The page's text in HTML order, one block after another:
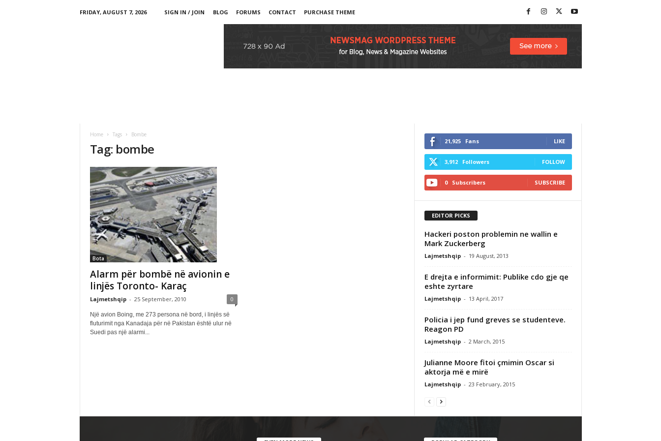
FRIDAY, AUGUST 7, 2026 SIGN IN / JOIN BLOG FORUMS CONTACT PURCHASE THEME
Home Tags Bombe
Tag: bombe
Bota
Alarm për bombë në avionin e
linjës Toronto- Karaç
Lajmetshqip - 25 September, 2010 0
Një avion Boing, me 273 persona në bord, i linjës së
fluturimit nga Kanadaja për në Pakistan është ulur në
Suedi pas një alarmi...
21,925 Fans LIKE
3,912 Followers FOLLOW
0 Subscribers SUBSCRIBE
EDITOR PICKS
Hackeri poston problemin ne wallin e
Mark Zuckerberg
Lajmetshqip - 19 August, 2013
E drejta e informimit: Publike cdo gje qe
eshte zyrtare
Lajmetshqip - 13 April, 2017
Policia i jep fund greves se studenteve.
Reagon PD
Lajmetshqip - 2 March, 2015
Julianne Moore fitoi çmimin Oscar si
aktorja më e mirë
Lajmetshqip - 23 February, 2015